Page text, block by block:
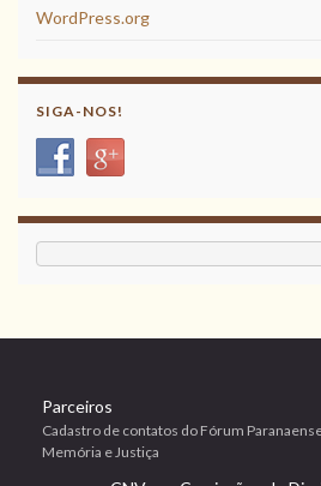
WordPress.org
SIGA-NOS!
Parceiros
Cadastro de contatos do Fórum
Memória e Justiça